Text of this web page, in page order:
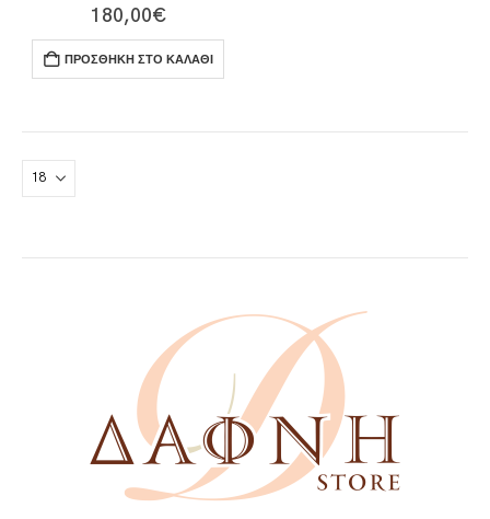
0 out of 5
180,00€
ΠΡΟΣΘΉΚΗ ΣΤΟ ΚΑΛΆΘΙ